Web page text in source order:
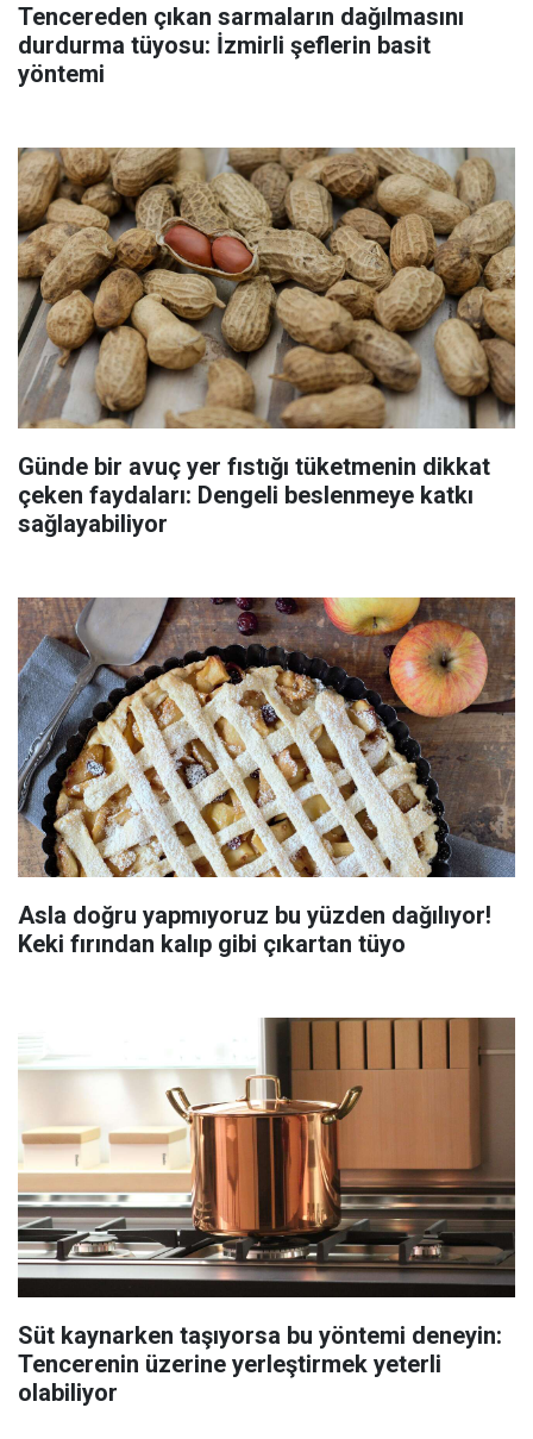
Tencereden çıkan sarmaların dağılmasını
durdurma tüyosu: İzmirli şeflerin basit
yöntemi
Günde bir avuç yer fıstığı tüketmenin dikkat
çeken faydaları: Dengeli beslenmeye katkı
sağlayabiliyor
Asla doğru yapmıyoruz bu yüzden dağılıyor!
Keki fırından kalıp gibi çıkartan tüyo
Süt kaynarken taşıyorsa bu yöntemi deneyin:
Tencerenin üzerine yerleştirmek yeterli
olabiliyor